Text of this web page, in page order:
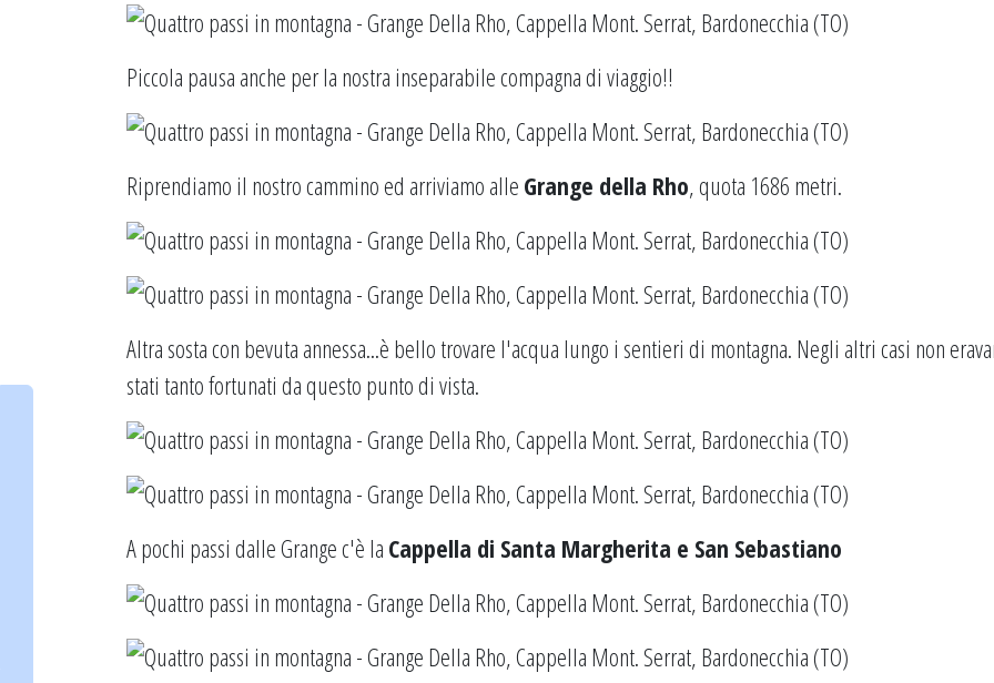
Piccola pausa anche per la nostra inseparabile compagna di viaggio!!
Riprendiamo il nostro cammino ed arriviamo alle Grange della Rho, quota 1686 metri.
Altra sosta con bevuta annessa...è bello trovare l'acqua lungo i sentieri di montagna. Negli altri casi non
stati tanto fortunati da questo punto di vista.
A pochi passi dalle Grange c'è la Cappella di Santa Margherita e San Sebastiano